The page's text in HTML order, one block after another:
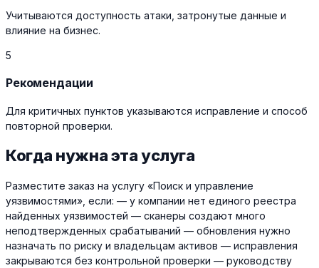
Учитываются доступность атаки, затронутые данные и
влияние на бизнес.
5
Рекомендации
Для критичных пунктов указываются исправление и способ
повторной проверки.
Когда нужна эта услуга
Разместите заказ на услугу «Поиск и управление
уязвимостями», если: — у компании нет единого реестра
найденных уязвимостей — сканеры создают много
неподтвержденных срабатываний — обновления нужно
назначать по риску и владельцам активов — исправления
закрываются без контрольной проверки — руководству